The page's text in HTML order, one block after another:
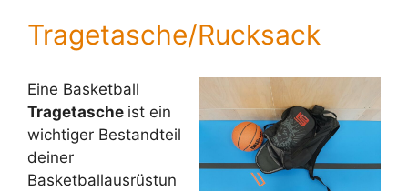
Tragetasche/Rucksack
Eine Basketball
Tragetasche ist ein
wichtiger Bestandteil
deiner
Basketballausrüstun